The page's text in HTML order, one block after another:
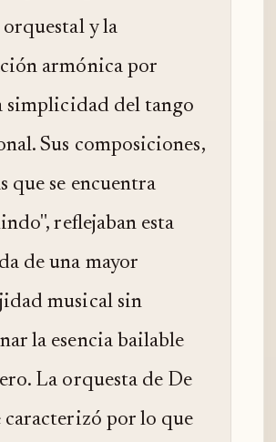
y la
armónica por
simplicidad del tango
Sus composiciones,
que se encuentra
reflejaban esta
de una mayor
musical sin
la esencia bailable
La orquesta de De
caracterizó por lo que